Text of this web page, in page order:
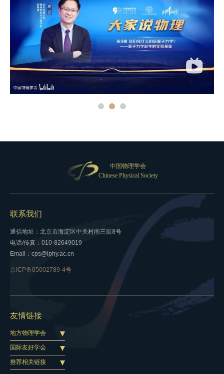
中国物理学会
Chinese Physical Society
联系我们
通信地址：北京市海淀区中关村南三街8号
电话/传真：010-82649019
Email：cps@iphy.ac.cn
京ICP备05002789-4号
友情链接
地方物理学会
国际友好学会
推荐相关链接